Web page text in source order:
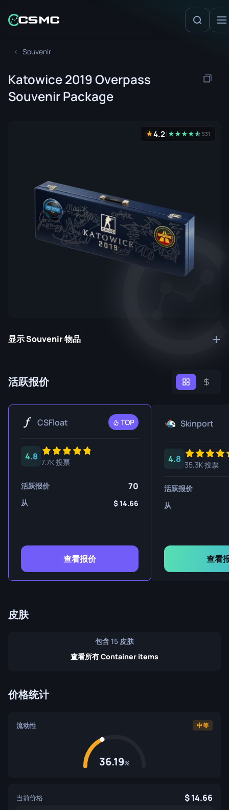
Souvenir
Katowice 2019 Overpass
Souvenir Package
★4.2 ★★★★★
☆531
显示 Souvenir 物品
活跃报价
CSFloat TOP
4.8
7.7K 投票
活跃报价 70
从 14.66
查看报价
Skinport
4.8
35.3K 投票
活跃报价
从
查看
皮肤
包含 15 皮肤
查看所有 Container items
价格统计
流动性 中等
36.19%
当前价格 14.66